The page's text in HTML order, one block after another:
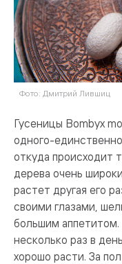
Фото: Дмитрий Лившиц
Гусеницы Bombyx
одного-
откуда происходит
дерева очень
растет другая его
своими глазами,
большим
несколько раз в
хорошо расти. За